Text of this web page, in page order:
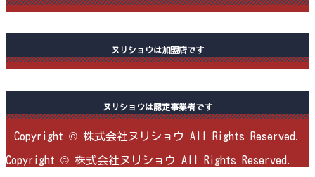
ヌリショウは加盟店です
ヌリショウは認定事業者です
Copyright © 株式会社ヌリショウ All Rights Reserved.
Copyright © 株式会社ヌリショウ All Rights Reserved.